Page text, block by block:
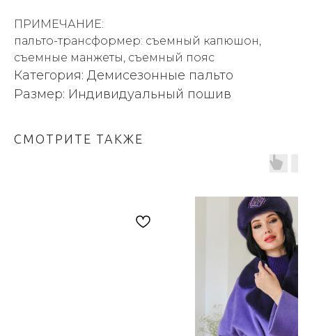
ПРИМЕЧАНИЕ:
пальто-трансформер: съемный капюшон,
съемные манжеты, съемный пояс
Категория: Демисезонные пальто
Размер: Индивидуальный пошив
СМОТРИТЕ ТАКЖЕ